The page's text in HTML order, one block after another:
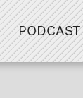
PODCAST